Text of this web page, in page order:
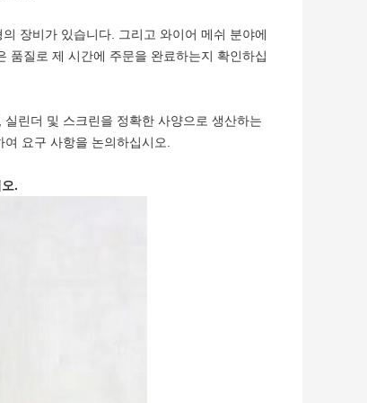
장비가 있습니다. 그리고 와이어 메쉬 분야에
품질로 제 시간에 주문을 완료하는지 확인하십
린더 및 스크린을 정확한 사양으로 생산하는
요구 사항을 논의하십시오.
.